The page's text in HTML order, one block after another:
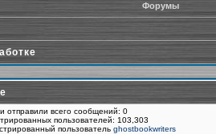
Форумы
отправили всего сообщений: 0
пользователей: 103,303
пользователь ghostbookwriters